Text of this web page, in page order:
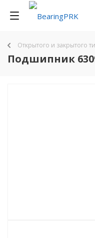
Открытого и закрытого
Подшипник